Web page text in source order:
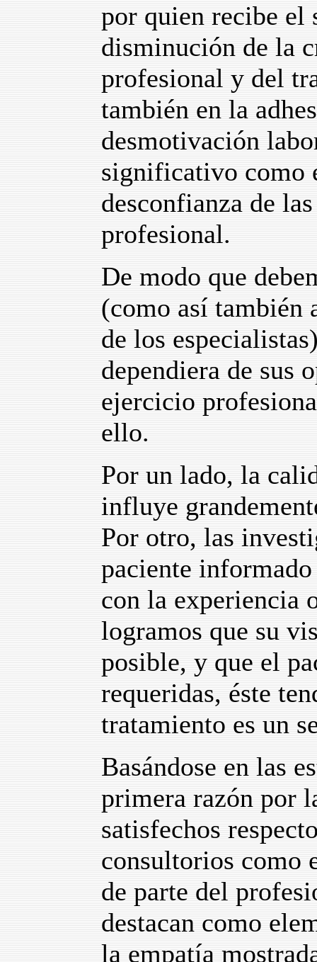
por quien recibe el
disminución de la
profesional y del
también en la
desmotivación
significativo como
desconfianza de
profesional.
De modo que
(como así también
de los
dependiera de sus
ejercicio
ello.
Por un lado, la
influye
Por otro, las
paciente
con la experiencia
logramos que su
posible, y que el
requeridas, éste
tratamiento es un
Basándose en las
primera razón por
satisfechos
consultorios como
de parte del
destacan como
la empatía